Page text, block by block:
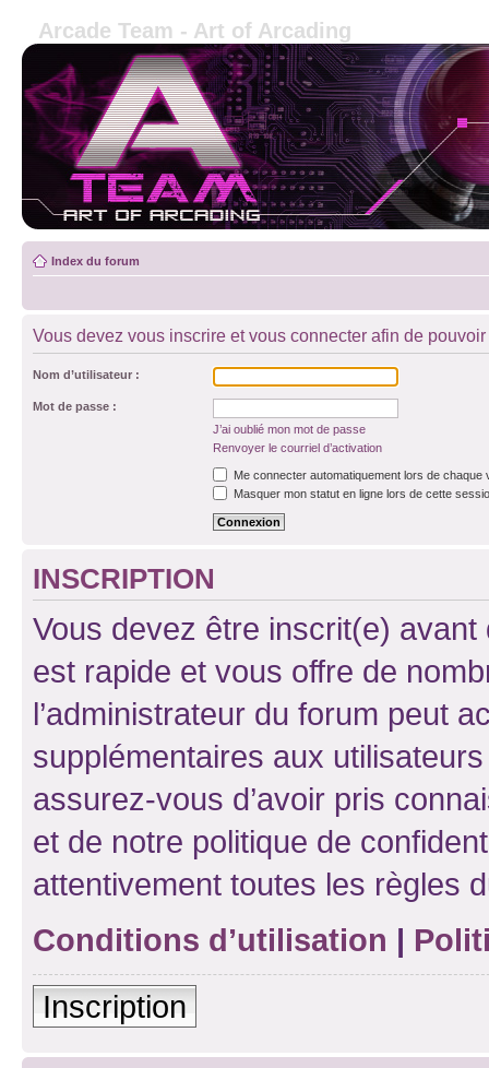
Arcade Team - Art of Arcading
Index du forum
Vous devez vous inscrire et vous connecter afin de
Nom d’utilisateur :
Mot de passe :
J’ai oublié mon mot de passe
Renvoyer le courriel d’activation
Me connecter automatiquement lors de chaque
Masquer mon statut en ligne lors de cette
INSCRIPTION
Vous devez être inscrit(e) avant
est rapide et vous offre de
l’administrateur du forum peut
supplémentaires aux
assurez-vous d’avoir pris
et de notre politique de
attentivement toutes les règles
Conditions d’utilisation |
Inscription